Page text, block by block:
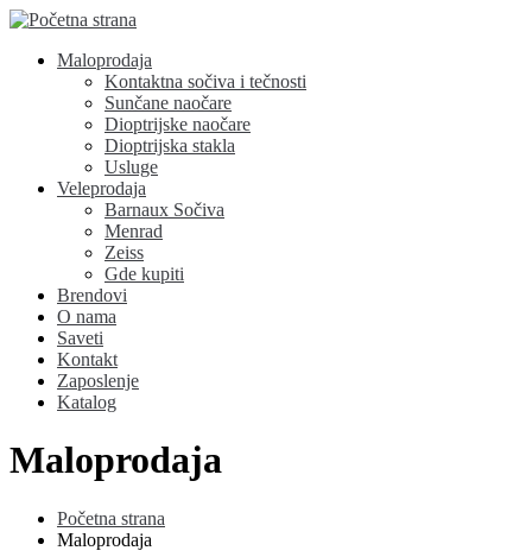
Maloprodaja
Kontaktna sočiva i tečnosti
Sunčane naočare
Dioptrijske naočare
Dioptrijska stakla
Usluge
Veleprodaja
Barnaux Sočiva
Menrad
Zeiss
Gde kupiti
Brendovi
O nama
Saveti
Kontakt
Zaposlenje
Katalog
Maloprodaja
Početna strana
Maloprodaja